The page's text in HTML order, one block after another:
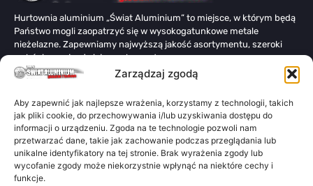
Zarządzaj zgodą
Aby zapewnić jak najlepsze wrażenia, korzystamy z technologii, takich
jak pliki cookie, do przechowywania i/lub uzyskiwania dostępu do
informacji o urządzeniu. Zgoda na te technologie pozwoli nam
przetwarzać dane, takie jak zachowanie podczas przeglądania lub
unikalne identyfikatory na tej stronie. Brak wyrażenia zgody lub
wycofanie zgody może niekorzystnie wpłynąć na niektóre cechy i
funkcje.
Hurtownia aluminium „Świat Aluminium” to miejsce, w którym będą
Państwo mogli zaopatrzyć się w wysokogatunkowe metale
nieżelazne. Zapewniamy najwyższą jakość asortymentu, szeroki
wybór i co najważniejsze – korzystne ceny.
Linki
O nas
Oferta
Kontakt
Polityka prywatności
OWS